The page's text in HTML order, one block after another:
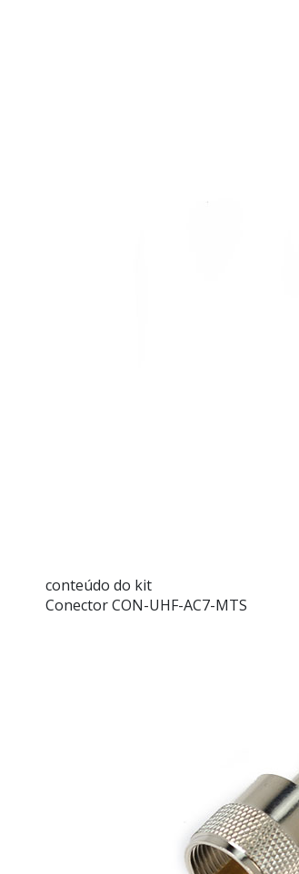
conteúdo do kit
Conector CON-UHF-AC7-MTS